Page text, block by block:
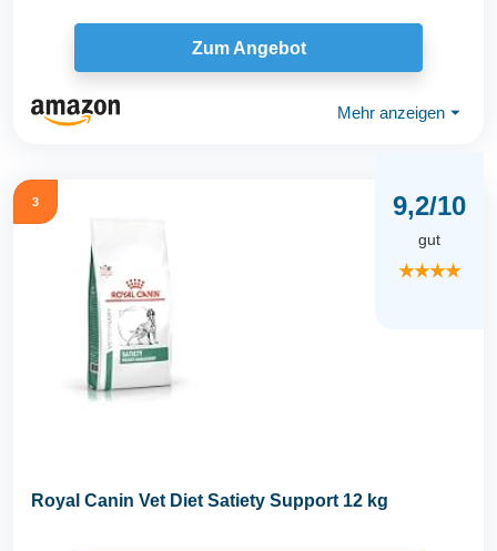
Zum Angebot
Mehr anzeigen ⏷
3 9,2/10
gut
★★★★
Royal Canin Vet Diet Satiety Support 12 kg